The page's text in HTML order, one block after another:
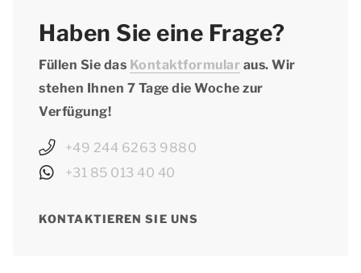
Haben Sie eine Frage?
Füllen Sie das Kontaktformular aus. Wir
stehen Ihnen 7 Tage die Woche zur
Verfügung!
+49 244 6263 9880
+31 85 013 40 40
KONTAKTIEREN SIE UNS